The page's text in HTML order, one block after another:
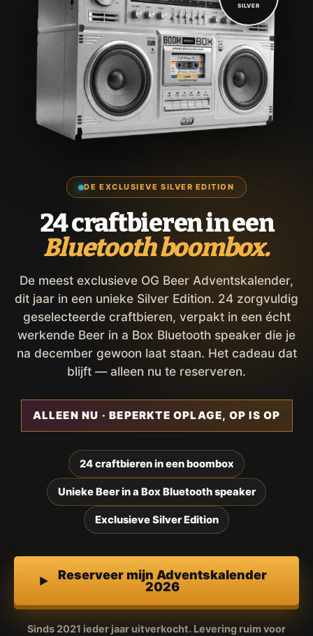
DE EXCLUSIEVE SILVER EDITION
24 craftbieren in een
Bluetooth boombox.
De meest exclusieve OG Beer Adventskalender,
dit jaar in een unieke Silver Edition. 24 zorgvuldig
geselecteerde craftbieren, verpakt in een écht
werkende Beer in a Box Bluetooth speaker die je
na december gewoon laat staan. Het cadeau dat
blijft — alleen nu te reserveren.
ALLEEN NU · BEPERKTE OPLAGE, OP IS OP
24 craftbieren in een boombox
Unieke Beer in a Box Bluetooth speaker
Exclusieve Silver Edition
Reserveer mijn Adventskalender
2026
Sinds 2021 ieder jaar uitverkocht. Levering ruim voor
SILVER